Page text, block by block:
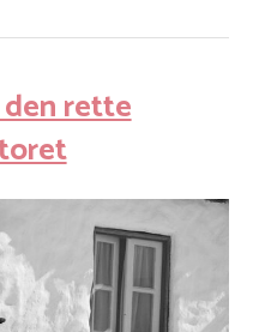
rette